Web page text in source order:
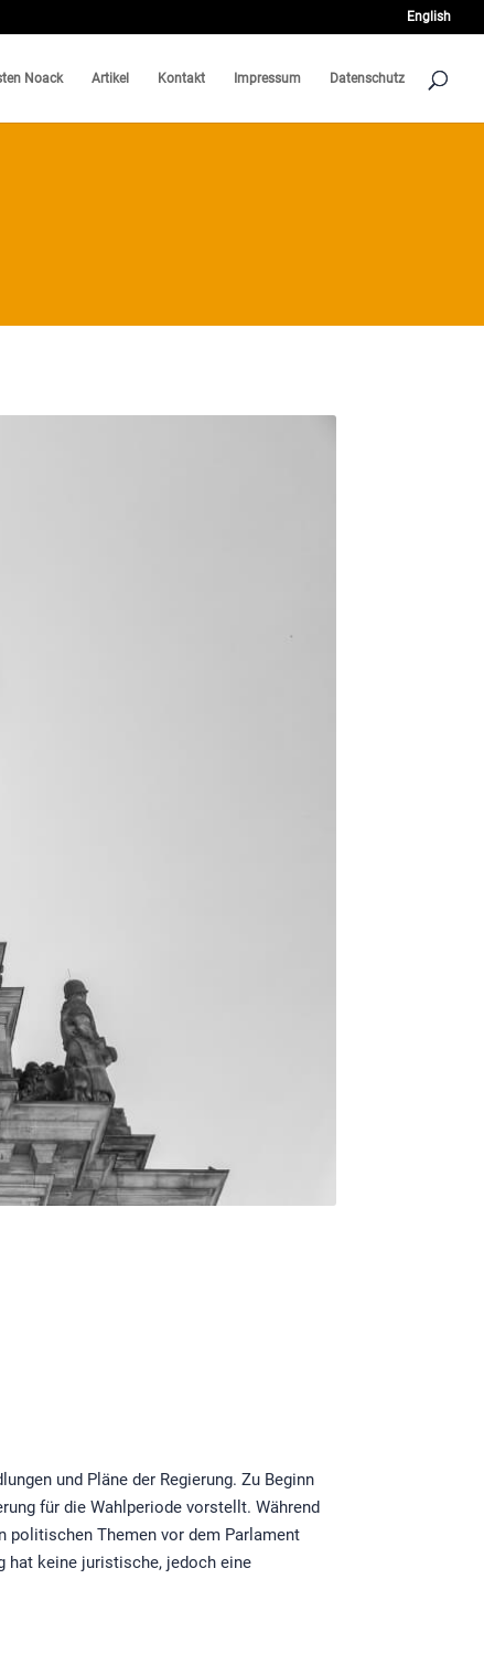
English
Noack Artikel Kontakt Impressum Datenschutz
und Pläne der Regierung. Zu Beginn
für die Wahlperiode vorstellt. Während
politischen Themen vor dem Parlament
hat keine juristische, jedoch eine